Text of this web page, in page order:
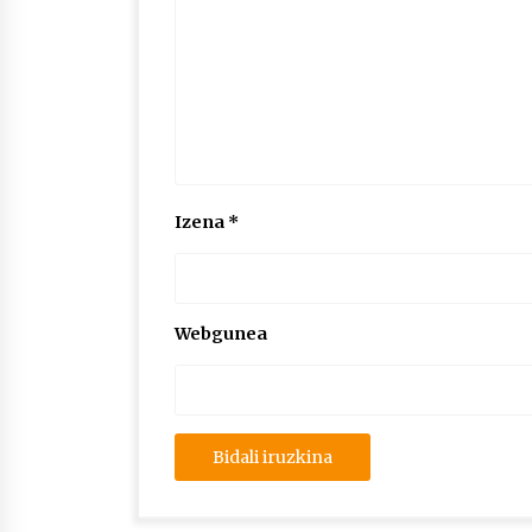
Izena *
Webgunea